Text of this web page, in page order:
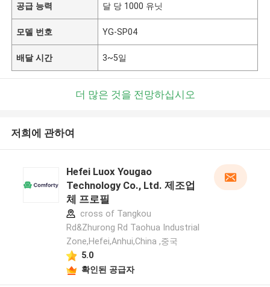
공급 능력 달 당 1000 유닛
모델 번호 YG-SP04
배달 시간 3~5일
더 많은 것을 전망하십시오
저희에 관하여
Hefei Luox Yougao
Technology Co., Ltd. 제조업
체 프로필
cross of Tangkou
Rd&Zhurong Rd Taohua Industrial
Zone,Hefei,Anhui,China ,중국
5.0
확인된 공급자